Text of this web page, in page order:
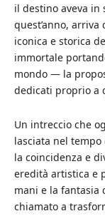
il destino aveva
quest’anno,
iconica e storica
immortale
mondo — la
dedicati proprio a
Un intreccio che
lasciata nel tempo
la coincidenza e
eredità artistica e
mani e la fantasia
chiamato a